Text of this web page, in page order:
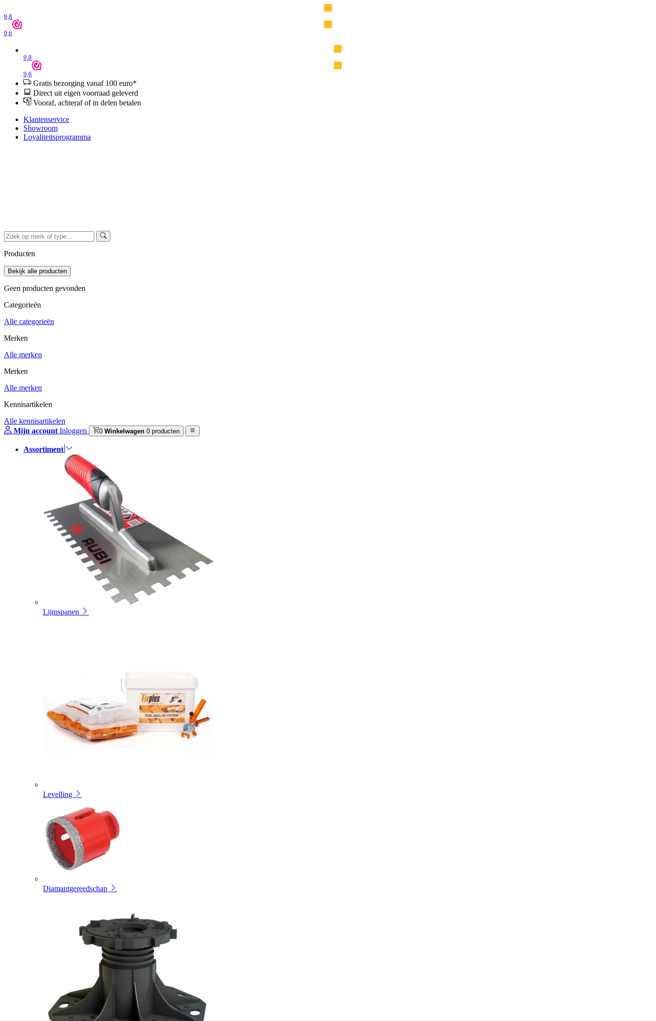
9,8
9,6
9,8
9,6
Gratis bezorging vanaf 100 euro*
Direct uit eigen voorraad geleverd
Vooraf, achteraf of in delen betalen
Klantenservice
Showroom
Loyaliteitsprogramma
Producten
Geen producten gevonden
Categorieën
Alle categorieën
Merken
Alle merken
Merken
Alle merken
Kennisartikelen
Alle kennisartikelen
Mijn account Inloggen 0 Winkelwagen 0 producten
Assortiment
Lijmspanen
Levelling
Diamantgereedschap